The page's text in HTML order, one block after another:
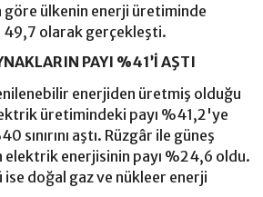
göre ülkenin enerji üretiminde
49,7 olarak gerçekleşti.
PAYI %41’İ AŞTI
enerjiden üretmiş olduğu
üretimindeki payı %41,2'ye
sınırını aştı. Rüzgâr ile güneş
enerjisinin payı %24,6 oldu.
doğal gaz ve nükleer enerji